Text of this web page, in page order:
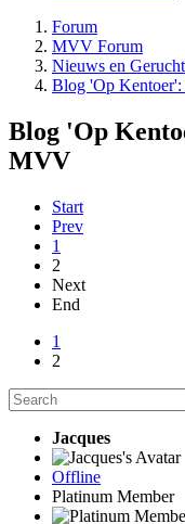
Forum
MVV Forum
Nieuws en
Blog 'Op
Blog 'Op
MVV
Start
Prev
1
2
Next
End
1
2
Jacques
Offline
Platinum Member